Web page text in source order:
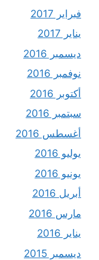
فبراير 2017
يناير 2017
ديسمبر 2016
نوفمبر 2016
أكتوبر 2016
سبتمبر 2016
أغسطس 2016
يوليو 2016
يونيو 2016
أبريل 2016
مارس 2016
يناير 2016
ديسمبر 2015